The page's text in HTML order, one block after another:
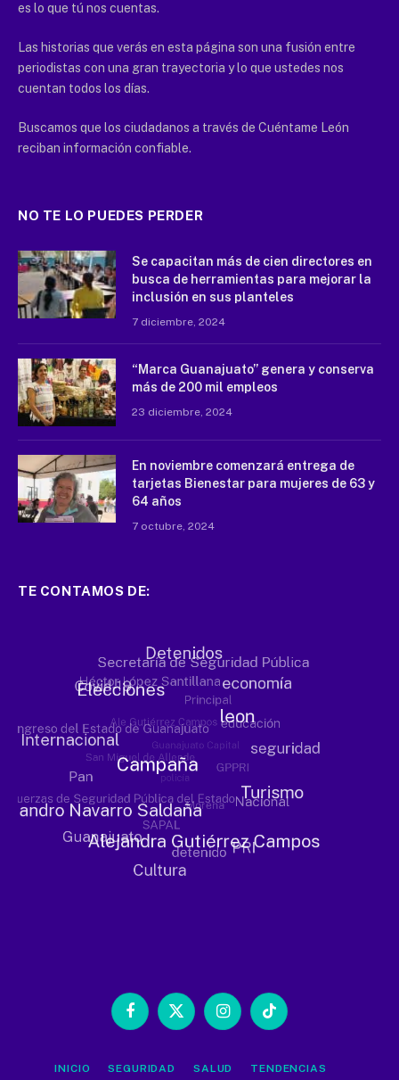
es lo que tú nos cuentas.
Las historias que verás en esta página son una fusión entre
periodistas con una gran trayectoria y lo que ustedes nos
cuentan todos los días.
Buscamos que los ciudadanos a través de Cuéntame León
reciban información confiable.
NO TE LO PUEDES PERDER
Se capacitan más de cien directores en
busca de herramientas para mejorar la
inclusión en sus planteles
7 diciembre, 2024
“Marca Guanajuato” genera y conserva
más de 200 mil empleos
23 diciembre, 2024
En noviembre comenzará entrega de
tarjetas Bienestar para mujeres de 63 y
64 años
7 octubre, 2024
TE CONTAMOS DE:
Facebook
X
InstagramTikTok
INICIO SEGURIDAD SALUD TENDENCIAS